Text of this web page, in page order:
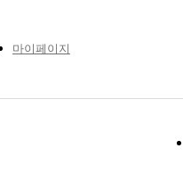
마이페이지